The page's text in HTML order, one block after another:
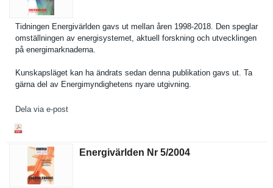
Tidningen Energivärl­den gavs ut mellan åren 1998-2018. Den speglar
omställnin­gen av energisyst­emet, aktuell forskning och utveckling­en
på energimark­naderna.
Kunskapslä­get kan ha ändrats sedan denna publikatio­n gavs ut. Ta
gärna del av Energimynd­ighetens nyare utgivning.
Dela via e-post
Energivärlden Nr 5/​2004